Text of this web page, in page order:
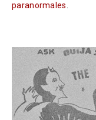
paranormales